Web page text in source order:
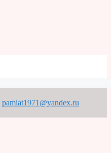
pamiat1971@yandex.ru